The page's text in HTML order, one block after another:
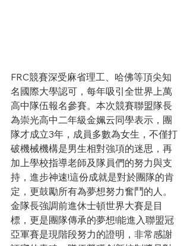
FRC競賽深受麻省理工、哈佛等頂尖知
名國際大學認可，每年吸引全世界上萬
高中隊伍報名參賽。本次競賽聯盟隊長
為崇光高中二年級金姵云同學表示，團
隊才成立3年，成員多數為女生，不僅打
破機械機構是男生相對強項的迷思，再
加上學校指導老師及隊員們的努力與支
持，進步神速!這份成就是對於團隊的肯
定，更鼓勵所有為夢想努力奮鬥的人。
金隊長強調前進休士頓世界大賽是目
標，更是團隊傳承的夢想!能進入聯盟冠
亞軍賽是現階段努力的證明，非常感謝